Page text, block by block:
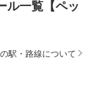
ル一覧【ペッ
駅・路線について